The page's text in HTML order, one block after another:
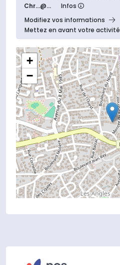
Chr...@...
Infos
Modifiez vos informations
Mettez en avant votre activité
+
−